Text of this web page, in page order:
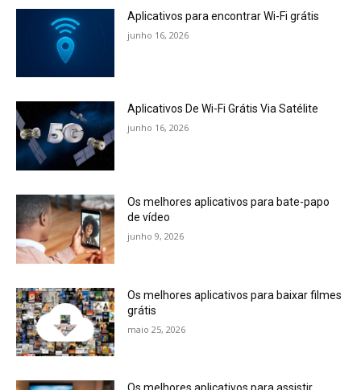
Aplicativos para encontrar Wi-Fi grátis
junho 16, 2026
Aplicativos De Wi-Fi Grátis Via Satélite
junho 16, 2026
Os melhores aplicativos para bate-papo
de vídeo
junho 9, 2026
Os melhores aplicativos para baixar filmes
grátis
maio 25, 2026